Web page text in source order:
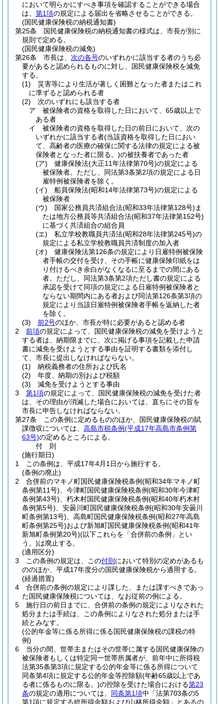
において明らかにすべき事項を確認することができる場合
は、 第1項の規定による届出を省略させることができる。
(国民健康保険税の納税通知書)
第25条
国民健康保険税の納税通知書の様式は、市長が別に
規則で定める。
(国民健康保険税の減免)
第26条
市長は、 次の各号のいずれかに該当する者のうち必
要があると認められるものに対し、国民健康保険税を減免
する。
(1)
災害等により生活が著しく困難となった者またはこれ
に準ずると認められる者
(2)
次のいずれにも該当する者
ア
被保険者の資格を取得した日において、65歳以上で
ある者
イ
被保険者の資格を取得した日の前日において、次の
いずれかに該当する者(当該資格を取得した日におい
て、高齢者の医療の確保に関する法律の規定による被
保険者となった者に限る。)の被扶養者であった者
(ア)
健康保険法(大正11年法律第70号)の規定による
被保険者。 ただし、同法第3条第2項の規定による日
雇特例被保険者を除く。
(イ)
船員保険法(昭和14年法律第73号)の規定による
被保険者
(ウ)
国家公務員共済組合法(昭和33年法律第128号) ま
たは地方公務員等共済組合法(昭和37年法律第152号)
に基づく共済組合の組合員
(エ)
私立学校教職員共済法(昭和28年法律第245号)の
規定による私立学校教職員共済制度の加入者
(オ)
健康保険法第126条の規定により日雇特例被保険
者手帳の交付を受け、その手帳に健康保険印紙をは
り付けるべき余白がなくなるに至るまでの間にある
者。 ただし、同法第3条第2項ただし書の規定による
承認を受けて同項の規定による日雇特例被保険者と
ならない期間内にある者および同法第126条第3項の
規定により当該日雇特例被保険者手帳を返納した者
を除く。
(3)
前2号のほか、市長が特に必要があると認める者
2
前項の規定によって、国民健康保険税の減免を受けようと
する者は、納期限までに、次に掲げる事項を記載した申請
書に減免を受けようとする事由を証明する書類を添付し
て、市長に提出しなければならない。
(1)
納税義務者の住所および氏名
(2)
年度、納期の別および税額
(3)
減免を受けようとする事由
3
第1項の規定によって、国民健康保険税の減免を受けた者
は、その理由が消滅した場合においては、直ちにその旨を
市長に申告しなければならない。
第27条
この条例に定めるもののほか、国民健康保険税の賦
課徴収については、 高島市税条例(平成17年高島市条例第
63号)の定めるところによる。
付 則
(施行期日)
1
この条例は、平成17年4月1日から施行する。
(条例の廃止)
2
合併前のマキノ町国民健康保険税条例(昭和34年マキノ町
条例第11号) 、今津町国民健康保険税条例(昭和30年今津町
条例第43号) 、朽木村国民健康保険税条例(昭和40年朽木村
条例第5号) 、安曇川町国民健康保険税条例(昭和30年安曇川
町条例第13号) 、高島町国民健康保険税条例(昭和27年高島
町条例第25号)および新旭町国民健康保険税条例(昭和41年
新旭町条例第20号)(以下これらを「合併前の条例」とい
う。)は廃止する。
(適用区分)
3
この条例の規定は、この付則 において特別の定めがあるも
ののほか、平成17年度分の国民健康保険税から適用する。
(経過措置)
4
合併前の条例の規定により課した、または課すべきであっ
た国民健康保険税については、なお従前の例による。
5
施行日の前日までに、合併前の条例の規定によりなされた
処分または手続は、この条例によりなされた処分または手
続とみなす。
(公的年金等に係る所得に係る国民健康保険税の課税の特
例)
6
当分の間、世帯主またはその世帯に属する国民健康保険の
被保険者もしくは特定同一世帯所属者が、前年中に所得税
法第35条第3項に規定する公的年金等に係る所得について
同条第4項に規定する公的年金等控除額(年齢65歳以上であ
る者に係るものに限る。)の控除を受けた場合における第23
条の規定の適用については、 同条第1項中「法第703条の5
第1項に規定する総所得金額および山林所得金額」とあるの